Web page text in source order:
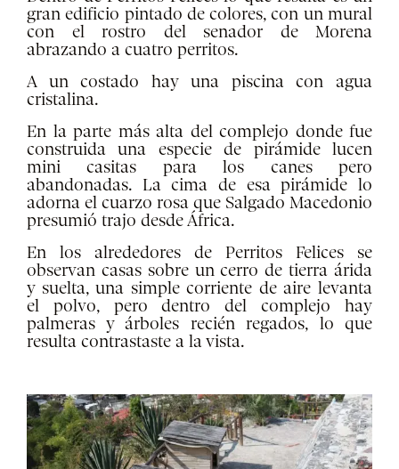
gran edificio pintado de colores, con un mural
con el rostro del senador de Morena
abrazando a cuatro perritos.
A un costado hay una piscina con agua
cristalina.
En la parte más alta del complejo donde fue
construida una especie de pirámide lucen
mini casitas para los canes pero
abandonadas. La cima de esa pirámide lo
adorna el cuarzo rosa que Salgado Macedonio
presumió trajo desde África.
En los alrededores de Perritos Felices se
observan casas sobre un cerro de tierra árida
y suelta, una simple corriente de aire levanta
el polvo, pero dentro del complejo hay
palmeras y árboles recién regados, lo que
resulta contrastaste a la vista.